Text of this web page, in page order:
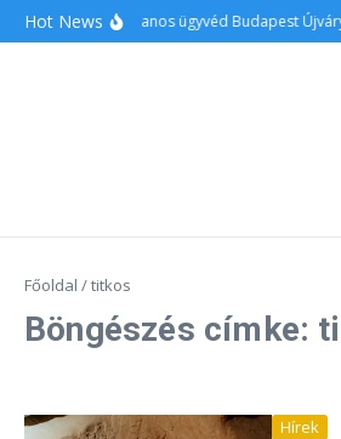
Ugrás a tartalomhoz
Hot NewsIngatlanos ügyvéd Budapest
Főoldal /titkos
Böngészés címke:
Hírek